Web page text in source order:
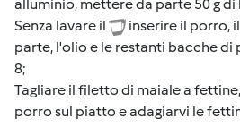
alluminio, mettere da parte 50 g
Senza lavare il
inserire il porro,
parte, l'olio e le restanti bacche di
8;
Tagliare il filetto di maiale a
porro sul piatto e adagiarvi le